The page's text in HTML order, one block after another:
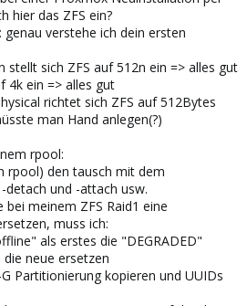
hier das ZFS ein?
verstehe ich dein ersten
stellt sich ZFS auf 512n ein => alles gut
4k ein => alles gut
richtet sich ZFS auf 512Bytes
man Hand anlegen(?)
rpool:
rpool) den tausch mit dem
und -attach usw.
meinem ZFS Raid1 eine
muss ich:
als erstes die "DEGRADED"
neue ersetzen
Partitionierung kopieren und UUIDs